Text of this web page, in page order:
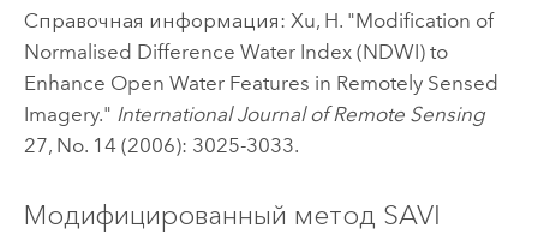
Справочная информация: Xu, H. "Modification of
Normalised Difference Water Index (NDWI) to
Enhance Open Water Features in Remotely Sensed
Imagery." International Journal of Remote Sensing
27, No. 14 (2006): 3025-3033.
Модифицированный метод SAVI